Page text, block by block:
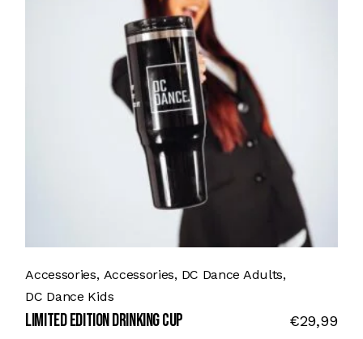
Accessories Accessories DC Dance Adults
DC Dance Kids
LIMITED EDITION DRINKING CUP €29,99